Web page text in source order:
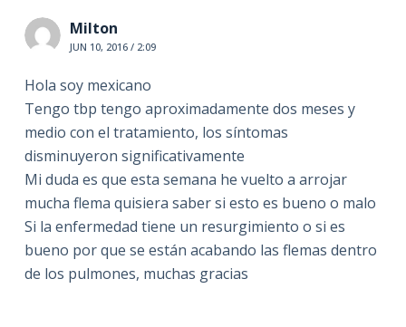
Milton
JUN 10, 2016 / 2:09
Hola soy mexicano
Tengo tbp tengo aproximadamente dos meses y
medio con el tratamiento, los síntomas
disminuyeron significativamente
Mi duda es que esta semana he vuelto a arrojar
mucha flema quisiera saber si esto es bueno o malo
Si la enfermedad tiene un resurgimiento o si es
bueno por que se están acabando las flemas dentro
de los pulmones, muchas gracias